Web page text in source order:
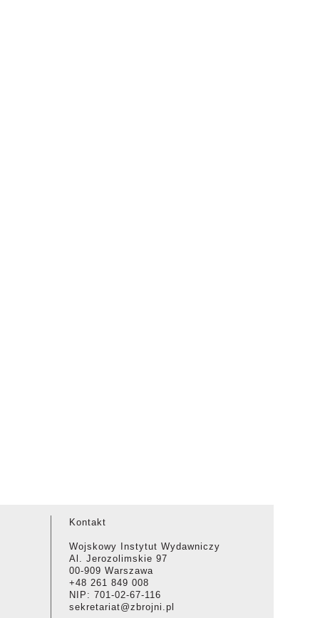
Kontakt
Wojskowy Instytut Wydawniczy
Al. Jerozolimskie 97
00-909 Warszawa
+48 261 849 008
NIP: 701-02-67-116
sekretariat@zbrojni.pl